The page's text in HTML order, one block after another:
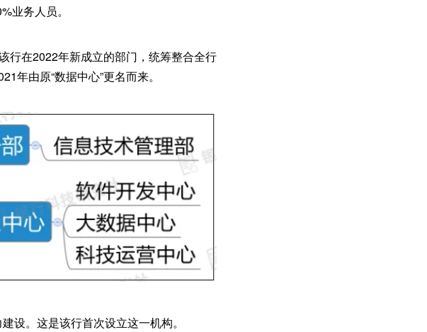
业务人员。
行在2022年新成立的部门，统筹整合全行
年由原“数据中心”更名而来。
设。这是该行首次设立这一机构。